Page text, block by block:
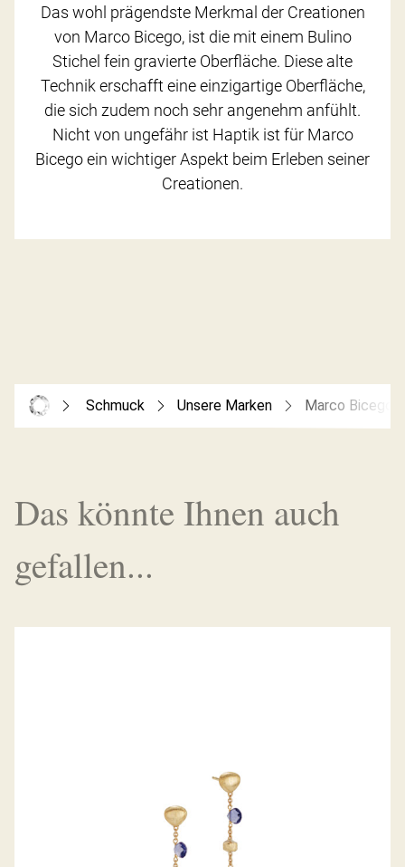
Das wohl prägendste Merkmal der Creationen
von Marco Bicego, ist die mit einem Bulino
Stichel fein gravierte Oberfläche. Diese alte
Technik erschafft eine einzigartige Oberfläche,
die sich zudem noch sehr angenehm anfühlt.
Nicht von ungefähr ist Haptik ist für Marco
Bicego ein wichtiger Aspekt beim Erleben seiner
Creationen.
Schmuck Unsere Marken Marco Bicego
Das könnte Ihnen auch
gefallen...